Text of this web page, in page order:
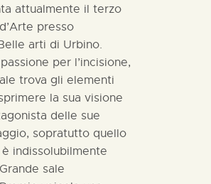
attualmente il terzo
presso
arti di Urbino.
per l’incisione,
trova gli elementi
la sua visione
delle sue
sopratutto quello
indissolubilmente
sale